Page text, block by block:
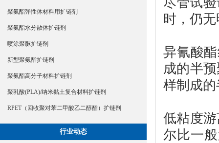
聚氨酯弹性体材料用扩链剂
聚氨酯水分散体扩链剂
喷涂聚脲扩链剂
新型聚氨酯扩链剂
聚氨酯高分子材料扩链剂
聚乳酸(PLA)/纳米黏土复合材料扩链剂
RPET（回收聚对苯二甲酸乙二醇酯）扩链剂
行业动态
时，仍
异氰酸
成的半
样制成
低粘度
尔比一